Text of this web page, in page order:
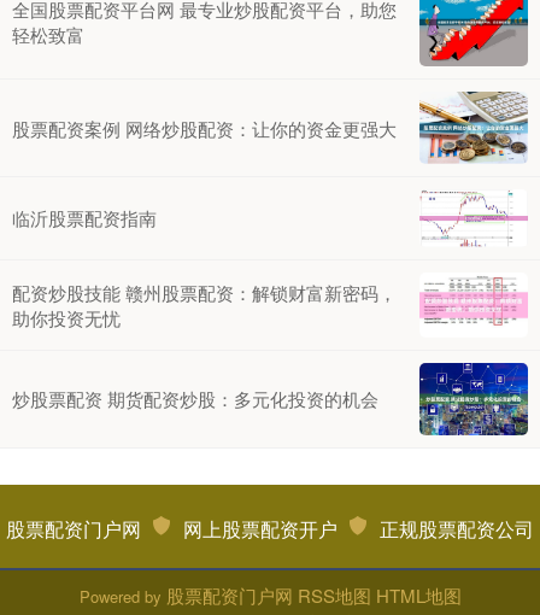
全国股票配资平台网 最专业炒股配资平台，助您
轻松致富
股票配资案例 网络炒股配资：让你的资金更强大
临沂股票配资指南
配资炒股技能 赣州股票配资：解锁财富新密码，
助你投资无忧
炒股票配资 期货配资炒股：多元化投资的机会
股票配资门户网 网上股票配资开户 正规股票配资公司
Powered by 股票配资门户网 RSS地图 HTML地图